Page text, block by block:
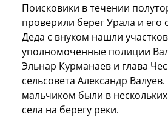
Поисковики в течении
проверили берег Урала и его
Деда с внуком нашли
уполномоченные полиции
Эльнар Курманаев и глава
сельсовета Александр
мальчиком были в
села на берегу реки.